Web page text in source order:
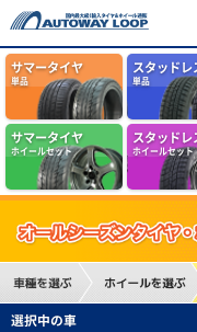
サマータイヤ
単品
スタッドレ
単品
サマータイヤ
ホイールセット
スタッドレ
ホイールセット
選択中の車